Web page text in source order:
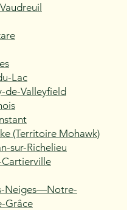
Lac
de-Valleyfield
(Territoire Mohawk)
sur-Richelieu
Neiges—Notre-
Grâce